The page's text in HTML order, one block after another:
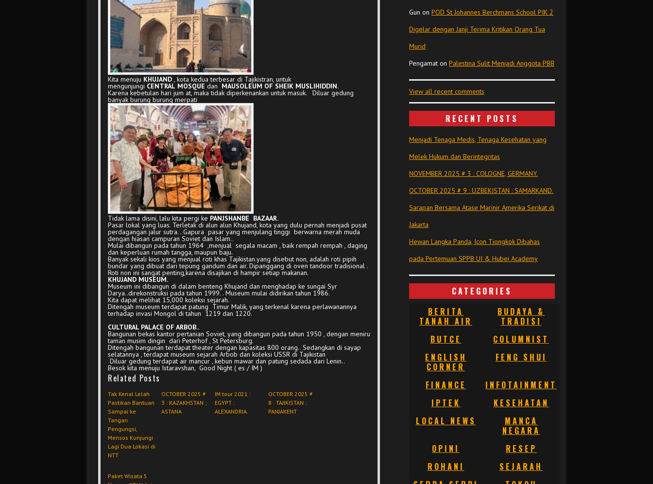
Kita menuju KHUJAND , kota kedua terbesar di Tajikistran, untuk
mengunjungi CENTRAL MOSQUE dan MAUSOLEUM OF SHEIK MUSLIHIDDIN.
Karena kebetulan hari jum at, maka tidak diperkenankan untuk masuk. Diluar gedung
banyak burung burung merpati
Tidak lama disini, lalu kita pergi ke PANJSHANBE BAZAAR.
Pasar lokal yang luas. Terletak di alun alun Khujand, kota yang dulu pernah menjadi pusat
perdagangan jalur sutra. . Gapura pasar yang menjulang tinggi berwarna merah muda
dengan hiasan campuran Soviet dan Islam..
Mulai dibangun pada tahun 1964 ,menjual segala macam , baik rempah rempah , daging
dan keperluan rumah tangga, maupun baju.
Banyak sekali kios yang menjual roti khas Tajikistan.yang disebut non, adalah roti pipih
bundar yang dibuat dari tepung gandum dan air. Dipanggang di oven tandoor tradisional .
Roti non ini sangat penting,karena disajikan di hampir setiap makanan.
KHUJAND MUSEUM.
Museum ini dibangun di dalam benteng Khujand dan menghadap ke sungai Syr
Darya..direkonstruksi pada tahun 1999. . Museum mulai didirikan tahun 1986.
Kita dapat melihat 15,000 koleksi sejarah.
Ditengah museum terdapat patung Timur Malik, yang terkenal karena perlawanannya
terhadap invasi Mongol di tahun 1219 dan 1220.
CULTURAL PALACE OF ARBOB..
Bangunan bekas kantor pertanian Soviet, yang dibangun pada tahun 1950 , dengan meniru
taman musim dingin dari Peterhof , St Petersburg.
Ditengah bangunan terdapat theater dengan kapasitas 800 orang.. Sedangkan di sayap
selatannya , terdapat museum sejarah Arbob dan koleksi USSR di Tajikistan
Diluar gedung terdapat air mancur , kebun mawar dan patung sedada dari Lenin..
Besok kita menuju Istaravshan, Good Night ( es / IM )
Related Posts
Tak Kenal Lelah
Pastikan Bantuan
Sampai ke
Tangan
Pengungsi,
Mensos Kunjungi
Lagi Dua Lokasi di
NTT
OCTOBER 2025 #
3 : KAZAKHSTAN ;
ASTANA
IM tour 2021 :
EGYPT :
ALEXANDRIA.
OCTOBER 2025 #
8 : TAJIKISTAN :
PANJAKENT
Paket Wisata 5
Gun on POD St Johannes Berchmans School PIK 2
Digelar dengan Janji Terima Kritikan Orang Tua
Murid
Pengamat on Palestina Sulit Menjadi Anggota PBB
View all recent comments
RECENT POSTS
Menjadi Tenaga Medis, Tenaga Kesehatan yang
Melek Hukum dan Berintegritas
NOVEMBER 2025 # 3 : COLOGNE, GERMANY.
OCTOBER 2025 # 9 : UZBEKISTAN : SAMARKAND.
Sarapan Bersama Atase Marinir Amerika Serikat di
Jakarta
Hewan Langka Panda, Icon Tiongkok Dibahas
pada Pertemuan SPPB UI & Hubei Academy
CATEGORIES
BERITA
TANAH AIR
BUDAYA &
TRADISI
BUTCE
COLUMNIST
ENGLISH
CORNER
FENG SHUI
FINANCE
INFOTAINMENT
IPTEK
KESEHATAN
LOCAL NEWS
MANCA
NEGARA
OPINI
RESEP
ROHANI
SEJARAH